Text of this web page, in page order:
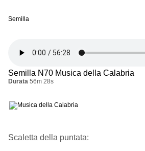
Semilla
Semilla N70 Musica della Calabria
Durata 56m 28s
Scaletta della puntata: